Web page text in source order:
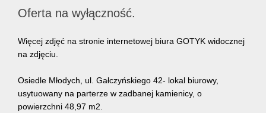
Oferta na wyłączność.
Więcej zdjęć na stronie internetowej biura GOTYK widocznej
na zdjęciu.
Osiedle Młodych, ul. Gałczyńskiego 42- lokal biurowy,
usytuowany na parterze w zadbanej kamienicy, o
powierzchni 48,97 m2.